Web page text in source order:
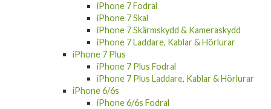
iPhone 7 Fodral
iPhone 7 Skal
iPhone 7 Skärmskydd & Kameraskydd
iPhone 7 Laddare, Kablar & Hörlurar
iPhone 7 Plus
iPhone 7 Plus Fodral
iPhone 7 Plus Laddare, Kablar & Hörlurar
iPhone 6/6s
iPhone 6/6s Fodral